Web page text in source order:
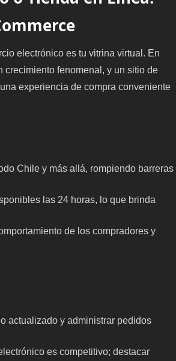
electrónico es tu vitrina virtual. En
fenomenal, y un sitio de
experiencia de compra conveniente
Chile y más allá, rompiendo barreras
las 24 horas, lo que brinda
de los compradores y
actualizado y administrar pedidos
es competitivo; destacar